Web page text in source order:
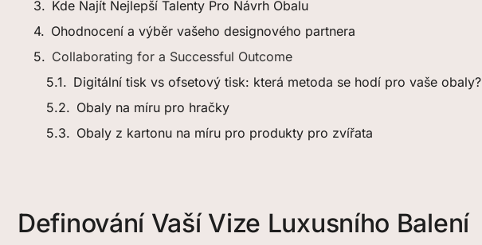
Kde Najít Nejlepší Talenty Pro Návrh Obalu
Ohodnocení a výběr vašeho designového partnera
Collaborating for a Successful Outcome
Digitální tisk vs ofsetový tisk: která metoda se hodí pro vaše obaly?
Obaly na míru pro hračky
Obaly z kartonu na míru pro produkty pro zvířata
Definování Vaší Vize Luxusního Balení